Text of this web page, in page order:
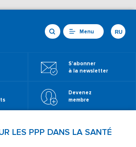
Menu
S'abonner
à la newsletter
Devenez
membre
RU
LES PPP DANS LA SANTÉ